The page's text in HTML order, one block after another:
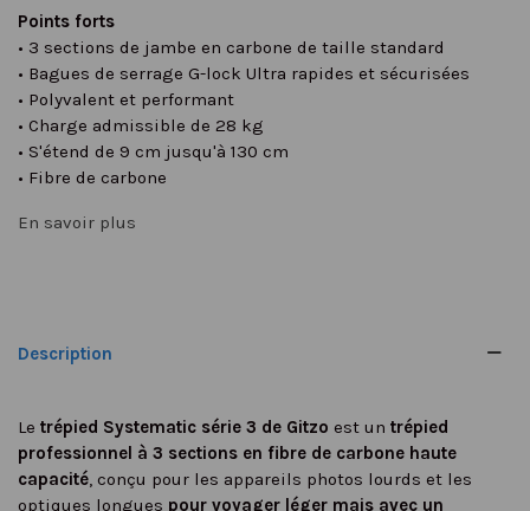
Points forts
• 3 sections de jambe en carbone de taille standard
• Bagues de serrage G-lock Ultra rapides et sécurisées
• Polyvalent et performant
• Charge admissible de 28 kg
• S'étend de 9 cm jusqu'à 130 cm
• Fibre de carbone
En savoir plus
Description
Le trépied Systematic série 3 de Gitzo est un trépied
professionnel à 3 sections en fibre de carbone haute
capacité, conçu pour les appareils photos lourds et les
optiques longues pour voyager léger mais avec un